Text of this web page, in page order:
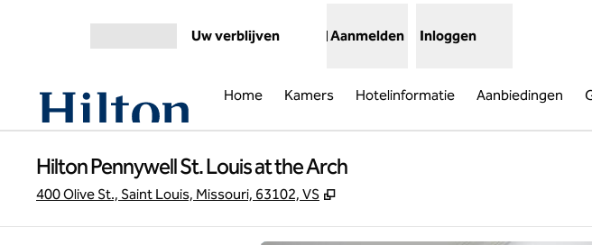
Uw verblijven Aanmelden Inloggen
Home Kamers Hotelinformatie Aanbiedingen
Hilton Pennywell St. Louis at the Arch
400 Olive St., Saint Louis, Missouri, 63102, VS ,